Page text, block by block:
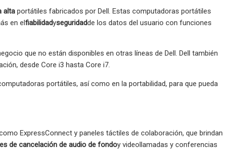
alta portátiles fabricados por Dell. Estas computadoras portátiles
en elfiabilidadyseguridadde los datos del usuario con funciones
que no están disponibles en otras líneas de Dell. Dell también
desde Core i3 hasta Core i7.
portátiles, así como en la portabilidad, para que pueda
ExpressConnect y paneles táctiles de colaboración, que brindan
de cancelación de audio de fondoy videollamadas y conferencias